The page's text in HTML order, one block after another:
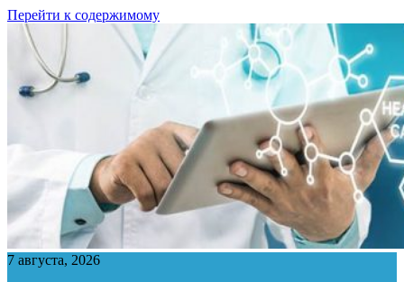
Перейти к содержимому
7 августа, 2026